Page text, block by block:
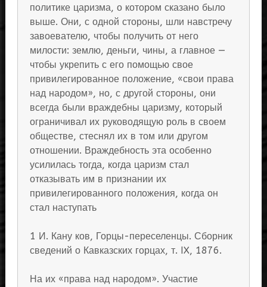
политике царизма, о котором сказано было
выше. Они, с одной стороны, шли навстречу
завоевателю, чтобы получить от него
милости: землю, деньги, чины, а главное —
чтобы укрепить с его помощью свое
привилегированное положение, «свои права
над народом», но, с другой стороны, они
всегда были враждебны царизму, который
ограничивал их руководящую роль в своем
обществе, стеснял их в том или другом
отношении. Враждебность эта особенно
усилилась тогда, когда царизм стал
отказывать им в признании их
привилегированного положения, когда он
стал наступать
1 И. Кану ков, Горцы-переселенцы. Сборник
сведений о Кавказских горцах, т. IX, 1876.
На их «права над народом». Участие